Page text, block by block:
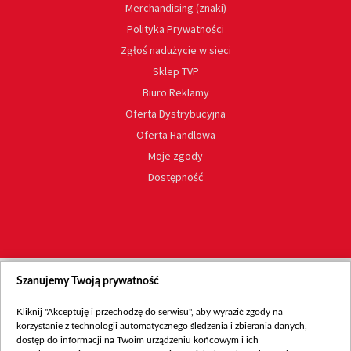
Merchandising (znaki)
Polityka Prywatności
Zgłoś nadużycie w sieci
Sklep TVP
Biuro Reklamy
Oferta Dystrybucyjna
Oferta Handlowa
Moje zgody
Dostępność
Szanujemy Twoją prywatność
Kliknij "Akceptuję i przechodzę do serwisu", aby wyrazić zgody na
korzystanie z technologii automatycznego śledzenia i zbierania danych,
dostęp do informacji na Twoim urządzeniu końcowym i ich